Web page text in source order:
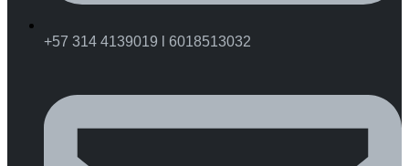
+57 314 4139019 l 6018513032